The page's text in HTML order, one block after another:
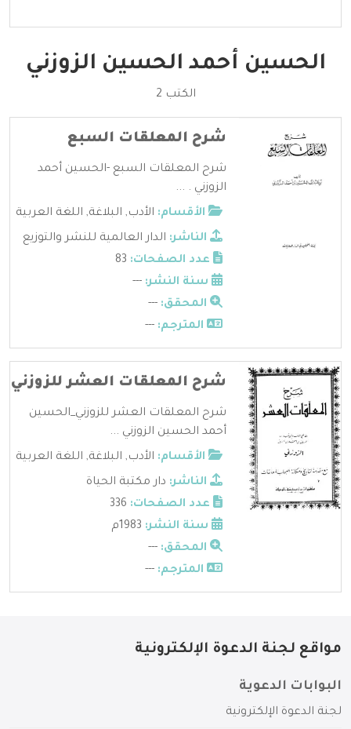
الحسين أحمد الحسين الزوزني
الكتب 2
شرح المعلقات السبع
شرح المعلقات السبع -الحسين أحمد
الزوزني . ...
الأقسام: الأدب, البلاغة, اللغة العربية
الناشر: الدار العالمية للنشر والتوزيع
عدد الصفحات:
سنة النشر: ---
المحقق: ---
المترجم: ---
شرح المعلقات العشر للزوزني
شرح المعلقات العشر للزوزني_الحسين
أحمد الحسين الزوزني ...
الأقسام: الأدب, البلاغة, اللغة العربية
الناشر: دار مكتبة الحياة
عدد الصفحات:
سنة النشر:
المحقق: ---
المترجم: ---
مواقع لجنة الدعوة الإلكترونية
البوابات الدعوية
لجنة الدعوة الإلكترونية